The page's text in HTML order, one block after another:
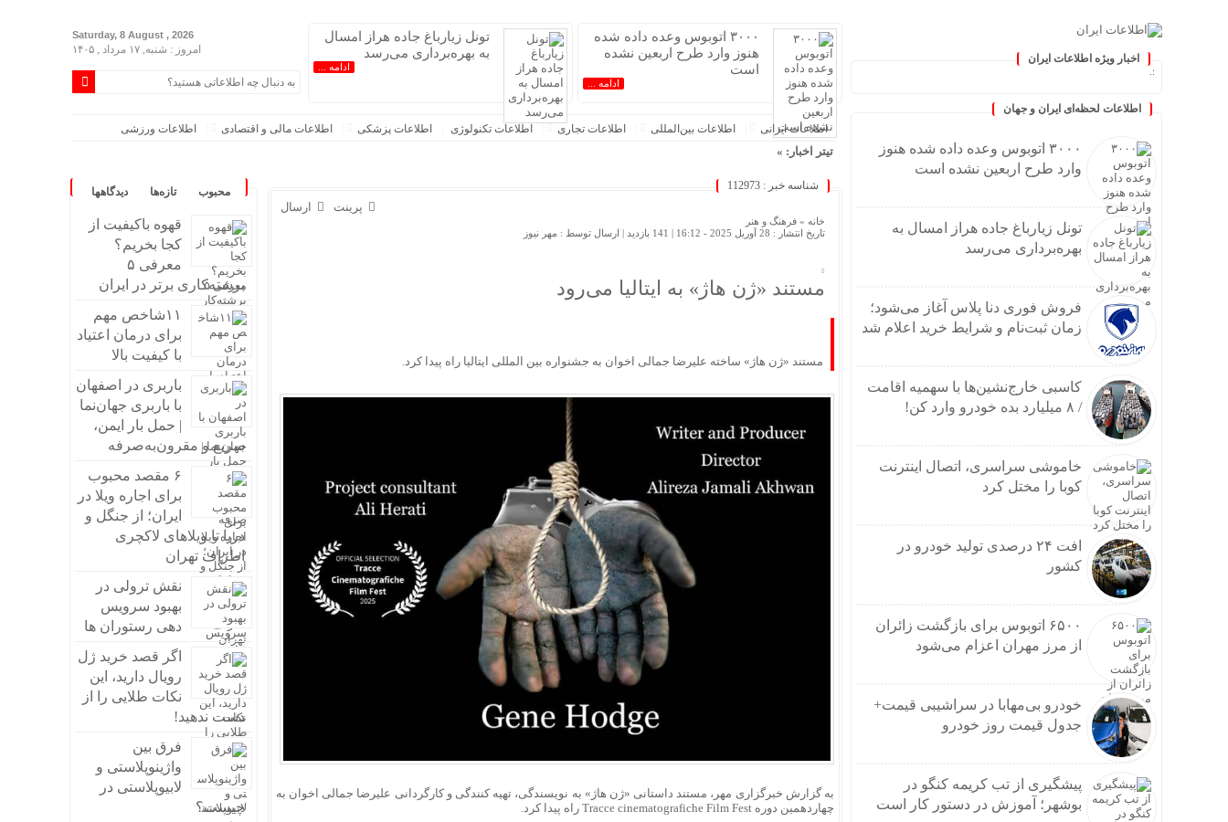
اخبار ویژه اطلاعات ایران
اطلاعات لحظه‌ای ایران و جهان
۳۰۰۰ اتوبوس وعده داده شده هنوز
وارد طرح اربعین نشده است
تونل زیارباغ جاده هراز امسال به
بهره‌برداری می‌رسد
فروش فوری دنا پلاس آغاز می‌شود؛
زمان ثبت‌نام و شرایط خرید اعلام شد
کاسبی خارج‌نشین‌ها با سهمیه اقامت
/ ۸ میلیارد بده خودرو وارد کن!
خاموشی سراسری، اتصال اینترنت
کوبا را مختل کرد
افت ۲۴ درصدی تولید خودرو در
کشور
۶۵۰۰ اتوبوس برای بازگشت زائران
از مرز مهران اعزام می‌شود
خودرو بی‌مهابا در سراشیبی قیمت+
جدول قیمت روز خودرو
پیشگیری از تب کریمه کنگو در
بوشهر؛ آموزش در دستور کار است
۳۰۰۰ اتوبوس وعده داده شده
هنوز وارد طرح اربعین نشده
است
ادامه ...
تونل زیارباغ جاده هراز امسال
به بهره‌برداری می‌رسد
ادامه ...
Saturday, 8 August , 2026
امروز : شنبه, ۱۷ مرداد , ۱۴۰۵
اطلاعات‌ ‎ایرانی اطلاعات بین‌المللی اطلاعات تجاری اطلاعات تکنولوژی اطلاعات پزشکی اطلاعات مالی و اقتصادی اطلاعات ورزشی
تیتر اخبار: »
۳۰۰۰ اتوبوس وعده داده شده هنوز وارد طرح اربعین نشده است
فروش فوری دنا پلاس آغاز می‌شود؛ زمان ثبت‌نام و شرایط خرید اعلام شد
کاسبی خارج‌نشین‌ها با سهمیه اقامت / ۸ میلیارد بده خودرو وارد کن!
سیلیکن ولیِ تهران؛ این ایران نسل Z مگر متوقف شدنی است؟ / آینده ایران را این دانش آموزان می سازند
گلایه اطهاری از عدم درک مفاهیم بنیادین توسعه دانش بنیان در ایران/ پروژه‌های هوشمندسازی شهری در بن‌بست ماندند/انحراف از طرح جامع ۱۳۸۶ به کشور آسیب زد
وام ودیعه مسکن برای آسیب‌دیدگان جنگ پرداخت می‌شود؛ جزئیات مبالغ اعلام شد
دوراهی ماندن و رفتن / چرا حقوق بالاتر دیگر مانع مهاجرت نیست؟
طنین عشق در جغرافیای دل/حیات معنوی و برنامه‌های راهپیمایی جاماندگان
موج گرما در شرق آسیا؛ کاهش تولید کشاورزی و افزایش قیمت انرژی
عراقچی: سالی یک‌بار با اربعین نفس تازه می‌کنیم
سردار کرمی: در کمین تروریست‌ها و آماده پاسخ قاطع به دشمن هستیم
استاندار تهران: توزیع اعتبارات استان پروژه‌محور خواهد بود
مسکو: کشورهای عضو ناتو حامیان تروریسم هستند
درخواست ظفرقندی برای بررسی سلامت دهان و دندان دانش آموزان
بازدید فرمانده نیروی زمینی سپاه از مناطق عملیاتی شمالغرب
آغاز پیش‌فروش بلیت قطار برای نیمۀ دوم مرداد
نشست خبری رویداد «انتخاب جوان سال»
افزایش ۵ درصدی ظرفیت قطارهای اربعین
مشاهده اولین نسخه One UI 9.5 روی سرورهای سامسونگ
پیش‌بینی ۱۳۰ هکتار زمین برای زیرساخت‌های خدماتی راه‌آهن چابهار – زاهدان
شناسه خبر : 112973
ارسال پرینت
خانه » فرهنگ و هنر
تاریخ انتشار : 28 آوریل 2025 - 16:12 |
141 بازدید | ارسال توسط : مهر نیوز
مستند «ژن هاژ» به ایتالیا می‌رود
مستند «ژن هاژ» ساخته علیرضا جمالی اخوان به جشنواره بین المللی ایتالیا راه پیدا کرد.
به گزارش خبرگزاری مهر، مستند داستانی «ژن هاژ» به نویسندگی، تهیه کنندگی و کارگردانی علیرضا جمالی اخوان به
چهاردهمین دوره Tracce cinematografiche Film Fest راه پیدا کرد.
محبوب تازه‌ها دیدگاهها
قهوه باکیفیت از
کجا بخریم؟
معرفی ۵
برشته‌کاری برتر در ایران
۱۱شاخص مهم
برای درمان اعتیاد
با کیفیت بالا
باربری در اصفهان
با باربری جهان‌نما
| حمل بار ایمن،
سریع و مقرون‌به‌صرفه
۶ مقصد محبوب
برای اجاره ویلا در
ایران؛ از جنگل و
دریا تا ویلاهای لاکچری
اطراف تهران
نقش ترولی در
بهبود سرویس
دهی رستوران ها
اگر قصد خرید ژل
رویال دارید، این
نکات طلایی را از
دست ندهید!
فرق بین
واژینوپلاستی و
لابیوپلاستی در
چیست؟